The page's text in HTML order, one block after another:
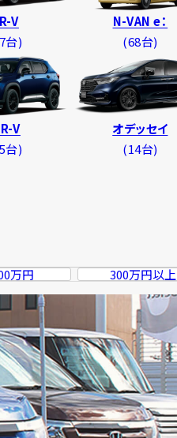
V
台
N-VAN e：
68台
V
台
オデッセイ
14台
万円 300万円以上